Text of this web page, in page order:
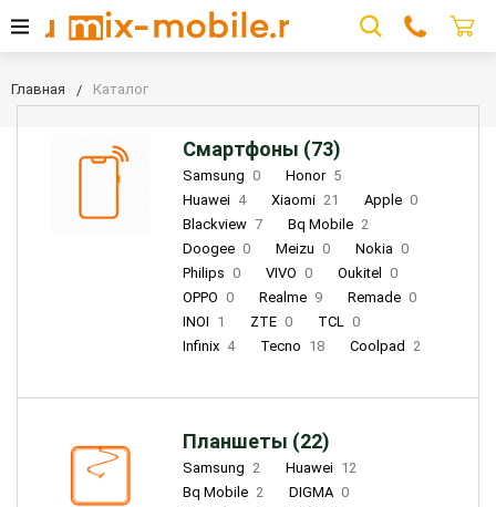
Главная Каталог
Смартфоны (73)
Samsung 0 Honor 5
Huawei 4 Xiaomi 21 Apple 0
Blackview 7 Bq Mobile 2
Doogee 0 Meizu 0 Nokia 0
Philips 0 VIVO 0 Oukitel
0
OPPO 0 Realme 9 Remade 0
INOI 1 ZTE 0 TCL 0
Infinix 4 Tecno 18 Coolpad 2
Планшеты (22)
Samsung 2 Huawei 12
Bq Mobile 2 DIGMA 0